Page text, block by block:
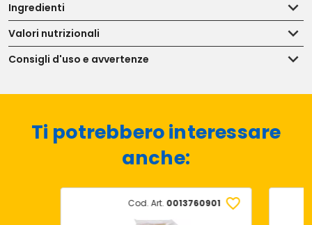
Ingredienti
Valori nutrizionali
Consigli d'uso e avvertenze
Ti potrebbero interessare
anche:
Cod. Art. 0013760901